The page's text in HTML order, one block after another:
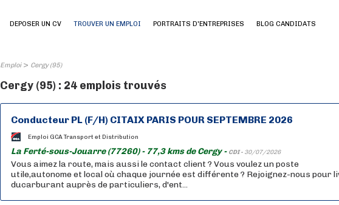
DEPOSER UN CV TROUVER UN EMPLOI PORTRAITS D'ENTREPRISES BLOG CANDIDATS
Emploi> Cergy (95)
Cergy (95) : 24 emplois trouvés
Conducteur PL (F/H) CITAIX PARIS POUR SEPTEMBRE 2026
Emploi GCA Transport et Distribution
La Ferté-sous-Jouarre (77260) - 77,3 kms de Cergy - CDI - 30/07/2026
Vous aimez la route, mais aussi le contact client ? Vous voulez un poste
utile,autonome et local où chaque journée est différente ? Rejoignez-nous pour
ducarburant auprès de particuliers, d'ent...